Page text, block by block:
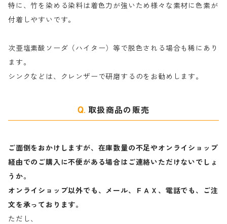
マ行
絹・羊毛を染める染料
特に、竹を染める染料は着色力が強いため様々な素材に色素が
付着しやすいです。
次亜塩素酸ソーダ（ハイター）等で脱色される場合も稀にあり
ます。
シンクなどは、クレンザーで研磨するのをお勧めします。
取扱商品の販売
ご面倒をおかけしますが、在庫数量の不足やオンライショップ
経由でのご購入に不便がある場合はご連絡いただけないでしょ
うか。
オンライショップ以外でも、メール、ＦＡＸ、電話でも、ご注
文を承っております。
ただし、